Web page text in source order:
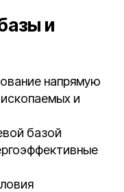
и
напрямую
и
базой